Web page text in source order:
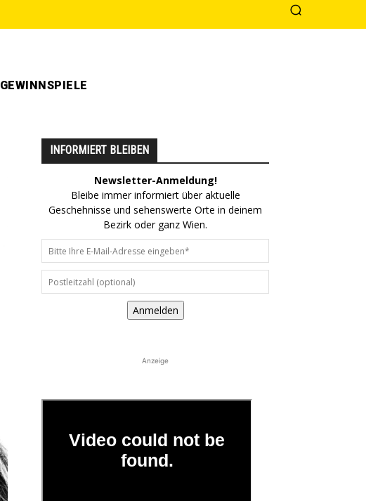
GEWINNSPIELE
INFORMIERT BLEIBEN
Newsletter-Anmeldung!
Bleibe immer informiert über aktuelle
Geschehnisse und sehenswerte Orte in deinem
Bezirk oder ganz Wien.
Anmelden
Anzeige